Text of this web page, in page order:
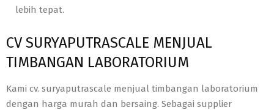
lebih tepat.
CV SURYAPUTRASCALE MENJUAL
TIMBANGAN LABORATORIUM
Kami cv. suryaputrascale menjual timbangan laboratorium
dengan harga murah dan bersaing. Sebagai supplier